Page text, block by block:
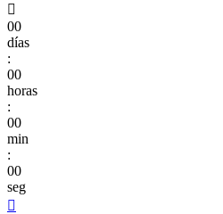

00
días
:
00
horas
:
00
min
:
00
seg
